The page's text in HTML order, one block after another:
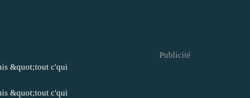
Publicité